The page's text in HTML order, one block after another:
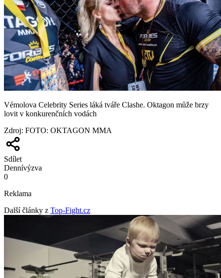
Vémolova Celebrity Series láká tváře Clashe. Oktagon může brzy
lovit v konkurenčních vodách
Zdroj: FOTO: OKTAGON MMA
Sdílet
Dennívýzva
0
Reklama
Další články z Top-Fight.cz